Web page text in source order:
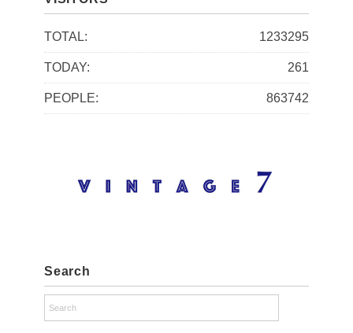
h
i
v
s
1233295
TOTAL:
261
TODAY:
863742
PEOPLE:
Search